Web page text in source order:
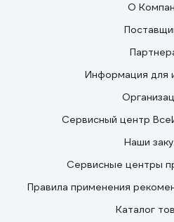
О
Информация для
Сервисный центр
Наши
Сервисные центры
Правила применения
Каталог